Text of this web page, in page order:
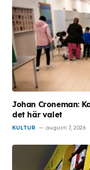
Johan Croneman:
det här valet
KULTUR augusti 7, 2026